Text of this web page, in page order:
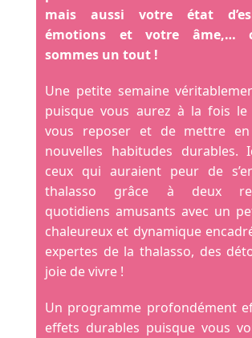
mais aussi votre état
émotions et votre âme,…
sommes un tout !
Une petite semaine
puisque vous aurez à la fois
vous reposer et de mettre
nouvelles habitudes durables.
ceux qui auraient peur de
thalasso grâce à deux
quotidiens amusants avec un
chaleureux et dynamique
expertes de la thalasso, des
joie de vivre !
Un programme profondément
effets durables puisque vous